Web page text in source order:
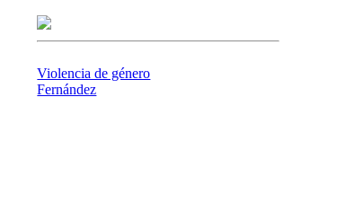
Violencia de género
Fernández